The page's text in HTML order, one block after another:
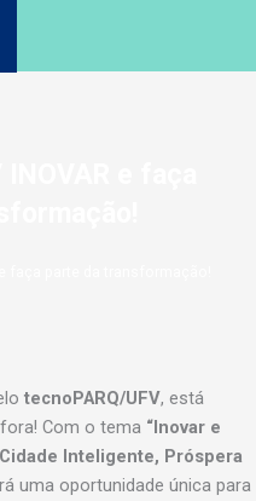
tecnoPARQ/UFV, está
Com o tema “Inovar e
Inteligente, Próspera
uma oportunidade única para